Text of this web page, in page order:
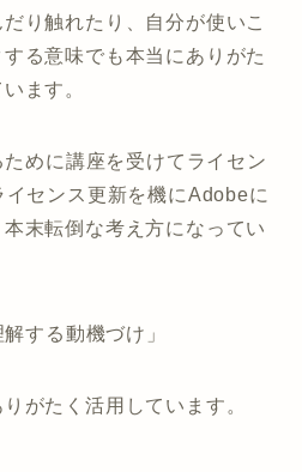
り触れたり、自分が使いこ
る意味でも本当にありがた
ます。
めに講座を受けてライセン
センス更新を機にAdobeに
末転倒な考え方になってい
する動機づけ」
がたく活用しています。